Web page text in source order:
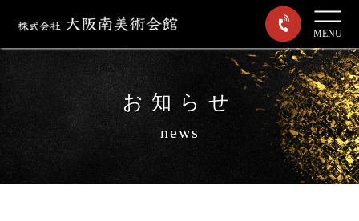
MENU
お知らせ
news